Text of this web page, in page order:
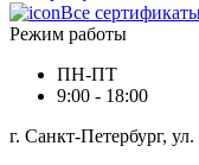
Все
Режим работы
ПН-ПТ
9:00 - 18:00
г. Санкт-Петербург,